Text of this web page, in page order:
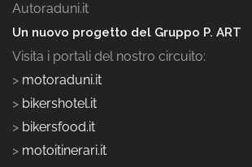
Autoraduni.it
Un nuovo progetto del Gruppo P. ART
Visita i portali del nostro circuito:
> motoraduni.it
> bikershotel.it
> bikersfood.it
> motoitinerari.it